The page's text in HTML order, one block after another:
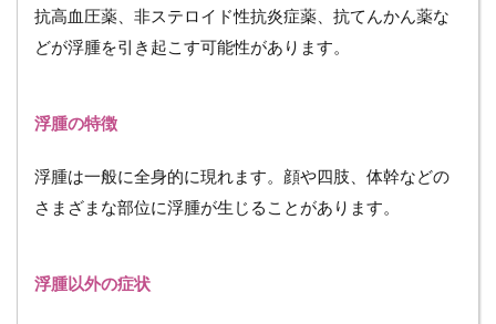
ンの
宅
で
浮
腫
の
に
抗高血圧薬、非ステロイド性抗炎症薬、抗てんかん薬な
どが浮腫を引き起こす可能性があります。
浮腫の特徴
浮腫は一般に全身的に現れます。顔や四肢、体幹などの
さまざまな部位に浮腫が生じることがあります。
浮腫以外の症状